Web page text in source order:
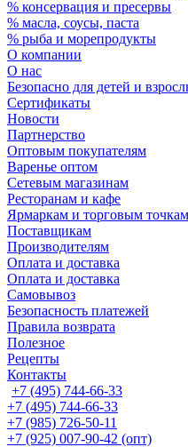
% консервация и пресервы
% масла, соусы, паста
% рыба и морепродукты
О компании
О нас
Безопасно для детей и
Сертификаты
Новости
Партнерство
Оптовым покупателям
Варенье оптом
Сетевым магазинам
Ресторанам и кафе
Ярмаркам и торговым точкам
Поставщикам
Производителям
Оплата и доставка
Оплата и доставка
Самовывоз
Безопасность платежей
Правила возврата
Полезное
Рецепты
Контакты
+7 (495) 744-66-33
+7 (495) 744-66-33
+7 (985) 726-50-11
+7 (925) 007-90-42 (опт)